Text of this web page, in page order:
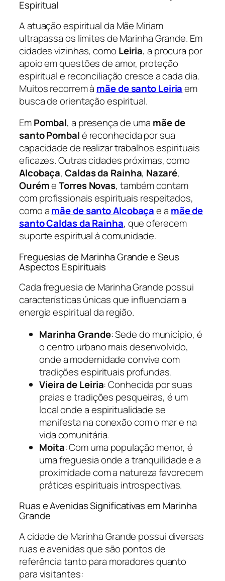
Espiritual
A atuação espiritual da Mãe Miriam
ultrapassa os limites de Marinha Grande. Em
cidades vizinhas, como Leiria, a procura por
apoio em questões de amor, proteção
espiritual e reconciliação cresce a cada dia.
Muitos recorrem à mãe de santo Leiriaem
busca de orientação espiritual.
EmPombal, a presença de uma mãe de
santo Pombalé reconhecida por sua
capacidade de realizar trabalhos espirituais
eficazes. Outras cidades próximas, como
Alcobaça,Caldas da Rainha, Nazaré,
OurémeTorres Novas, também contam
com profissionais espirituais respeitados,
como amãe de santo Alcobaçae a mãe de
santo Caldas da Rainha, que oferecem
suporte espiritual à comunidade.
Freguesias de Marinha Grande e Seus
Aspectos Espirituais
Cada freguesia de Marinha Grande possui
características únicas que influenciam a
energia espiritual da região.
Marinha Grande: Sede do município, é
o centro urbano mais desenvolvido,
onde a modernidade convive com
tradições espirituais profundas.
Vieira de Leiria: Conhecida por suas
praias e tradições pesqueiras, é um
local onde a espiritualidade se
manifesta na conexão com o mar e na
vida comunitária.
Moita: Com uma população menor, é
uma freguesia onde a tranquilidade e a
proximidade com a natureza favorecem
práticas espirituais introspectivas.
Ruas e Avenidas Significativas em Marinha
Grande
A cidade de Marinha Grande possui diversas
ruas e avenidas que são pontos de
referência tanto para moradores quanto
para visitantes: